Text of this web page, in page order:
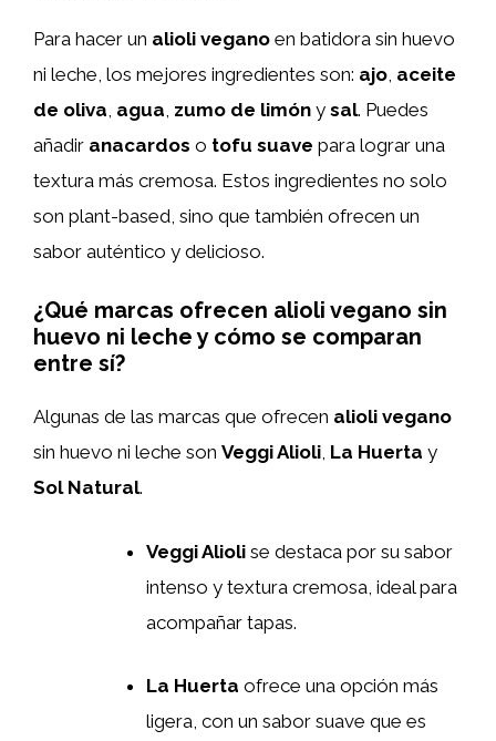
Para hacer un alioli vegano en batidora sin huevo
ni leche, los mejores ingredientes son: ajo aceite
de oliva agua zumo de limón y sal. Puedes
añadir anacardos o tofu suave para lograr una
textura más cremosa. Estos ingredientes no solo
son plant-based, sino que también ofrecen un
sabor auténtico y delicioso.
¿Qué marcas ofrecen alioli vegano sin
huevo ni leche y cómo se comparan
entre sí?
Algunas de las marcas que ofrecen alioli vegano
sin huevo ni leche son Veggi Alioli, La Huerta y
Sol Natural.
Veggi Alioli se destaca por su sabor
intenso y textura cremosa, ideal para
acompañar tapas.
La Huerta ofrece una opción más
ligera, con un sabor suave que es